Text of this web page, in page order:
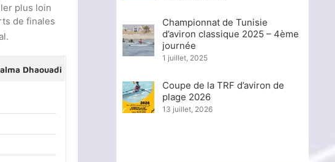
plus loin
de finales
Dhaouadi
Championnat de Tunisie
d’aviron classique 2025 – 4ème
journée
1 juillet, 2025
Coupe de la TRF d’aviron de
plage 2026
13 juillet, 2026